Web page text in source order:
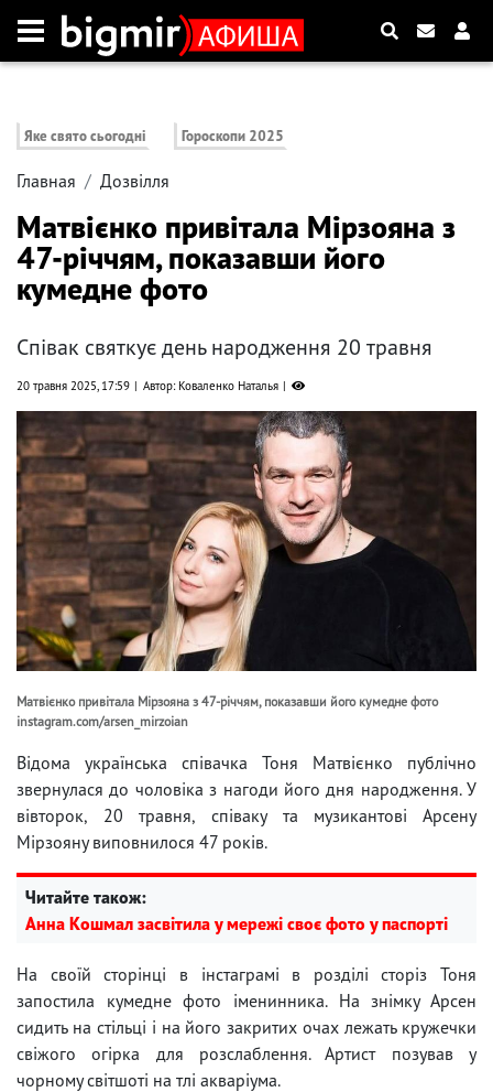
Яке свято сьогодні Гороскопи 2025
Главная Дозвілля
Матвієнко привітала Мірзояна з
47-річчям, показавши його
кумедне фото
Співак святкує день народження 20 травня
20 травня 2025, 17:59 Автор: Коваленко Наталья
Матвієнко привітала Мірзояна з 47-річчям, показавши його кумедне фото
instagram.com/arsen_mirzoian
Відома українська співачка Тоня Матвієнко публічно
звернулася до чоловіка з нагоди його дня народження. У
вівторок, 20 травня, співаку та музикантові Арсену
Мірзояну виповнилося 47 років.
Читайте також:
Анна Кошмал засвітила у мережі своє фото у паспорті
На своїй сторінці в інстаграмі в розділі сторіз Тоня
запостила кумедне фото іменинника. На знімку Арсен
сидить на стільці і на його закритих очах лежать кружечки
свіжого огірка для розслаблення. Артист позував у
чорному світшоті на тлі акваріума.